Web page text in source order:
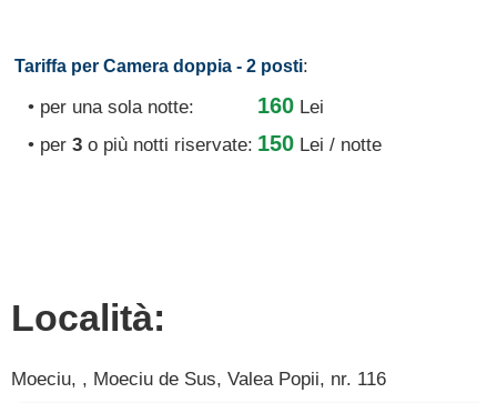
Tariffa per Camera doppia - 2 posti:
• per una sola notte:
160 Lei
• per 3 o più notti riservate: 150 Lei / notte
Località:
Moeciu, , Moeciu de Sus, Valea Popii, nr. 116